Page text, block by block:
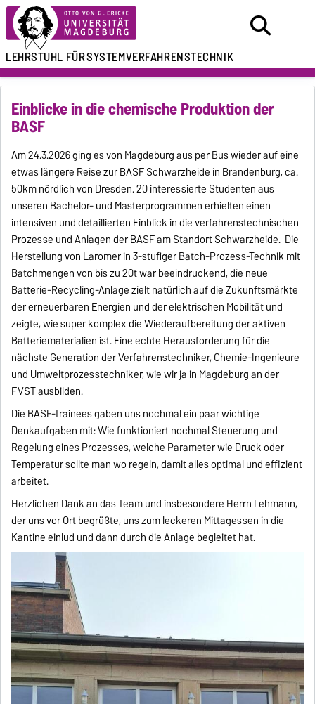
LEHRSTUHL FÜRSYSTEMVERFAHRENSTECHNIK
Einblicke in die chemische Produktion der
BASF
Am 24.3.2026 ging es von Magdeburg aus per Bus wieder auf eine
etwas längere Reise zur BASF Schwarzheide in Brandenburg, ca.
50km nördlich von Dresden. 20 interessierte Studenten aus
unseren Bachelor- und Masterprogrammen erhielten einen
intensiven und detaillierten Einblick in die verfahrenstechnischen
Prozesse und Anlagen der BASF am Standort Schwarzheide. Die
Herstellung von Laromer in 3-stufiger Batch-Prozess-Technik mit
Batchmengen von bis zu 20t war beeindruckend, die neue
Batterie-Recycling-Anlage zielt natürlich auf die Zukunftsmärkte
der erneuerbaren Energien und der elektrischen Mobilität und
zeigte, wie super komplex die Wiederaufbereitung der aktiven
Batteriematerialien ist. Eine echte Herausforderung für die
nächste Generation der Verfahrenstechniker, Chemie-Ingenieure
und Umweltprozesstechniker, wie wir ja in Magdeburg an der
FVST ausbilden.
Die BASF-Trainees gaben uns nochmal ein paar wichtige
Denkaufgaben mit: Wie funktioniert nochmal Steuerung und
Regelung eines Prozesses, welche Parameter wie Druck oder
Temperatur sollte man wo regeln, damit alles optimal und effizient
arbeitet.
Herzlichen Dank an das Team und insbesondere Herrn Lehmann,
der uns vor Ort begrüßte, uns zum leckeren Mittagessen in die
Kantine einlud und dann durch die Anlage begleitet hat.